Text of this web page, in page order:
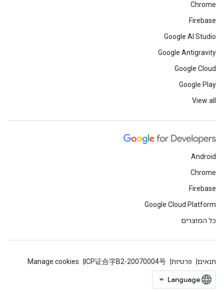
Chrome
Firebase
Google AI Studio
Google Antigravity
Google Cloud
Google Play
View all
Android
Chrome
Firebase
Google Cloud Platform
כל המוצרים
תנאים פרטיות ICP证合字B2-20070004号
Manage cookies